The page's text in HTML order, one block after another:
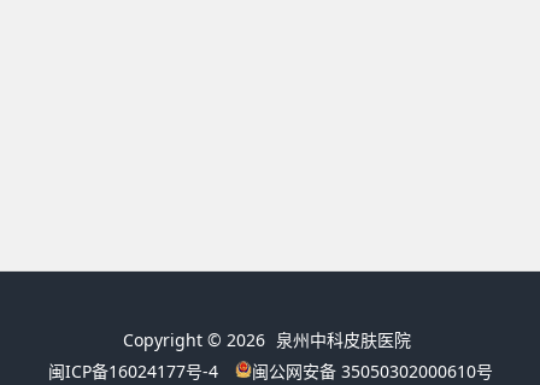
Copyright © 2026 泉州中科皮肤医院
闽ICP备16024177号-4
闽公网安备 35050302000610号